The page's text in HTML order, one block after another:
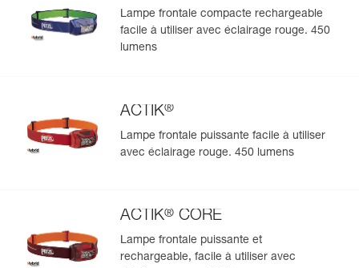
Lampe frontale compacte rechargeable
facile à utiliser avec éclairage rouge. 450
lumens
ACTIK®
Lampe frontale puissante facile à utiliser
avec éclairage rouge. 450 lumens
ACTIK® CORE
Lampe frontale puissante et
rechargeable, facile à utiliser avec